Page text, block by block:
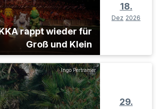
rappt wieder für
Groß und Klein
18.
Dez 2026
Ingo Pertramer
29.